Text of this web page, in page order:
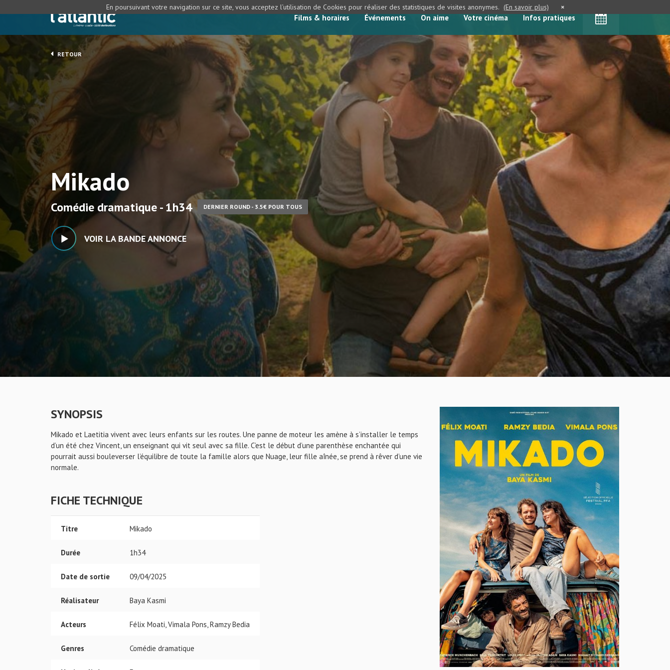
Films & horaires Événements On aime Votre cinéma Infos pratiques
RETOUR
Mikado
Comédie dramatique - 1h34 DERNIER ROUND - 3.5€ POUR TOUS
VOIR LA BANDE ANNONCE
SYNOPSIS
Mikado et Laetitia vivent avec leurs enfants sur les routes. Une panne de moteur les amène à s’installer le temps
d’un été chez Vincent, un enseignant qui vit seul avec sa fille. C’est le début d’une parenthèse enchantée qui
pourrait aussi bouleverser l’équilibre de toute la famille alors que Nuage, leur fille aînée, se prend à rêver d’une vie
normale.
FICHE TECHNIQUE
Titre Mikado
Durée 1h34
Date de sortie 09/04/2025
Réalisateur Baya Kasmi
Acteurs Félix Moati, Vimala Pons, Ramzy Bedia
Genres Comédie dramatique
En poursuivant votre navigation sur ce site, vous acceptez l’utilisation de Cookies pour réaliser des statistiques de visites anonymes. (En savoir plus) ×